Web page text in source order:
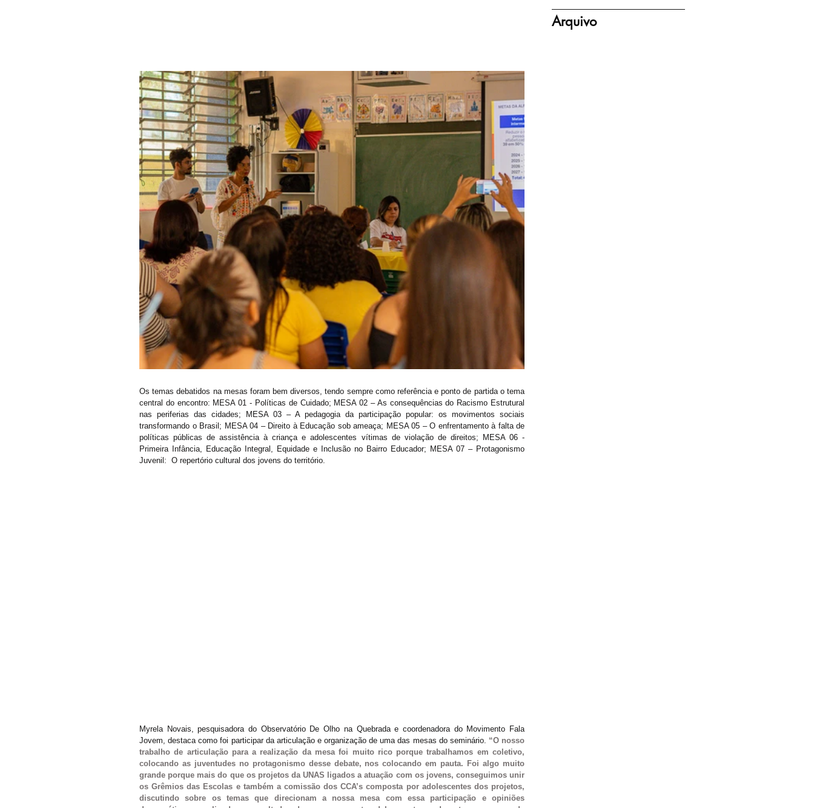
Os temas debatidos na mesas foram bem diversos, tendo sempre como referência e ponto de partida o tema
central do encontro: MESA 01 - Políticas de Cuidado; MESA 02 – As consequências do Racismo Estrutural
nas periferias das cidades; MESA 03 – A pedagogia da participação popular: os movimentos sociais
transformando o Brasil; MESA 04 – Direito à Educação sob ameaça; MESA 05 – O enfrentamento à falta de
políticas públicas de assistência à criança e adolescentes vítimas de violação de direitos; MESA 06 -
Primeira Infância, Educação Integral, Equidade e Inclusão no Bairro Educador; MESA 07 – Protagonismo
Juvenil:  O repertório cultural dos jovens do território.
Myrela Novais, pesquisadora do Observatório De Olho na Quebrada e coordenadora do Movimento Fala
Jovem, destaca como foi participar da articulação e organização de uma das mesas do seminário. “O nosso
trabalho de articulação para a realização da mesa foi muito rico porque trabalhamos em coletivo,
colocando as juventudes no protagonismo desse debate, nos colocando em pauta. Foi algo muito
grande porque mais do que os projetos da UNAS ligados a atuação com os jovens, conseguimos unir
os Grêmios das Escolas e também a comissão dos CCA’s composta por adolescentes dos projetos,
discutindo sobre os temas que direcionam a nossa mesa com essa participação e opiniões
Arquivo